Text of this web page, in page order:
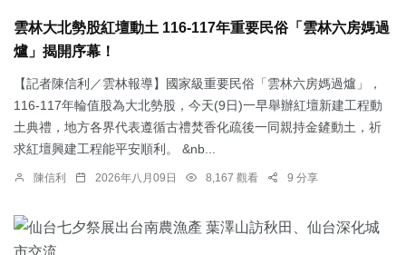
雲林大北勢股紅壇動土 116-117年重要民俗「雲林六房媽過
爐」揭開序幕！
【記者陳信利／雲林報導】國家級重要民俗「雲林六房媽過爐」，
116-117年輪值股為大北勢股，今天(9日)一早舉辦紅壇新建工程動
土典禮，地方各界代表遵循古禮焚香化疏後一同親持金鏟動土，祈
求紅壇興建工程能平安順利。 &nb...
陳信利 2026年八月09日 8,167 觀看 9 分享